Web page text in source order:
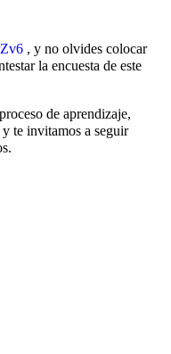
, y no olvides colocar
la encuesta de este
de aprendizaje,
te invitamos a seguir